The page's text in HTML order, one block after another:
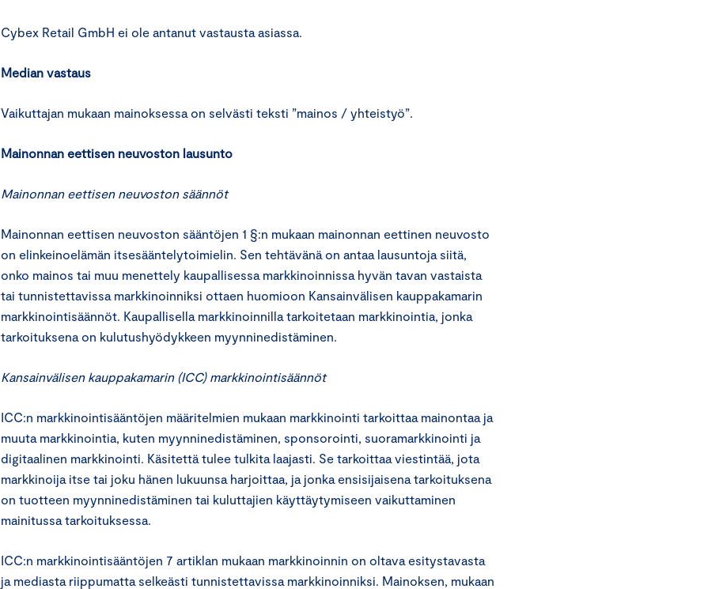
Cybex Retail GmbH ei ole antanut vastausta asiassa.
Median vastaus
Vaikuttajan mukaan mainoksessa on selvästi teksti ”mainos / yhteistyö”.
Mainonnan eettisen neuvoston lausunto
Mainonnan eettisen neuvoston säännöt
Mainonnan eettisen neuvoston sääntöjen 1 §:n mukaan mainonnan eettinen neuvosto
on elinkeinoelämän itsesääntelytoimielin. Sen tehtävänä on antaa lausuntoja siitä,
onko mainos tai muu menettely kaupallisessa markkinoinnissa hyvän tavan vastaista
tai tunnistettavissa markkinoinniksi ottaen huomioon Kansainvälisen kauppakamarin
markkinointisäännöt. Kaupallisella markkinoinnilla tarkoitetaan markkinointia, jonka
tarkoituksena on kulutushyödykkeen myynninedistäminen.
Kansainvälisen kauppakamarin (ICC) markkinointisäännöt
ICC:n markkinointisääntöjen määritelmien mukaan markkinointi tarkoittaa mainontaa ja
muuta markkinointia, kuten myynninedistäminen, sponsorointi, suoramarkkinointi ja
digitaalinen markkinointi. Käsitettä tulee tulkita laajasti. Se tarkoittaa viestintää, jota
markkinoija itse tai joku hänen lukuunsa harjoittaa, ja jonka ensisijaisena tarkoituksena
on tuotteen myynninedistäminen tai kuluttajien käyttäytymiseen vaikuttaminen
mainitussa tarkoituksessa.
ICC:n markkinointisääntöjen 7 artiklan mukaan markkinoinnin on oltava esitystavasta
ja mediasta riippumatta selkeästi tunnistettavissa markkinoinniksi. Mainoksen, mukaan